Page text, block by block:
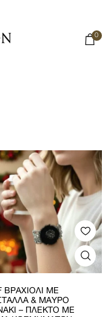
0
ΒΡΑΧΙΌΛΙ ΜΕ
& ΜΑΎΡΟ
– ΠΛΕΚΤΌ ΜΕ